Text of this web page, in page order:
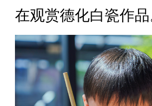
在观赏德化白瓷作